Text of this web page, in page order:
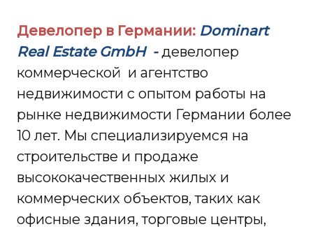
Девелопер в Германии: Dominart
Real Estate GmbH -девелопер
коммерческой и агентство
недвижимости с опытом работы на
рынке недвижимости Германии более
10 лет. Мы специализируемся на
строительстве и продаже
высококачественных жилых и
коммерческих объектов, таких как
офисные здания, торговые центры,